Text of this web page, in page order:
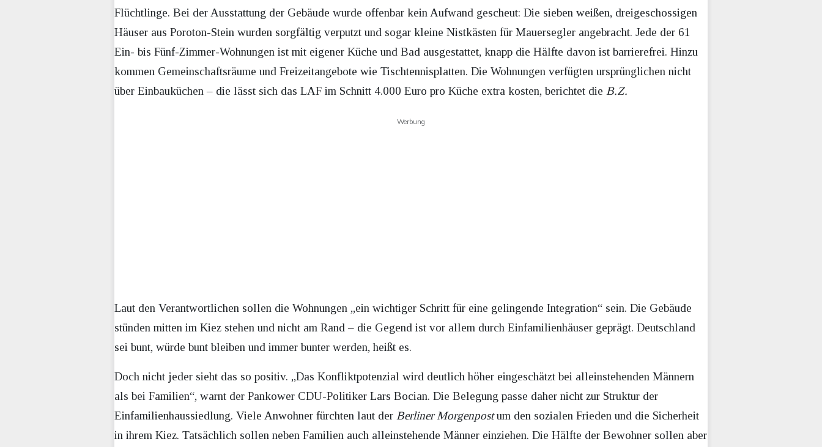
Flüchtlinge. Bei der Ausstattung der Gebäude wurde offenbar kein Aufwand gescheut: Die sieben weißen, dreigeschossigen
Häuser aus Poroton-Stein wurden sorgfältig verputzt und sogar kleine Nistkästen für Mauersegler angebracht. Jede der 61
Ein- bis Fünf-Zimmer-Wohnungen ist mit eigener Küche und Bad ausgestattet, knapp die Hälfte davon ist barrierefrei. Hinzu
kommen Gemeinschaftsräume und Freizeitangebote wie Tischtennisplatten. Die Wohnungen verfügten ursprünglichen nicht
über Einbauküchen – die lässt sich das LAF im Schnitt 4.000 Euro pro Küche extra kosten, berichtet die B.Z.
Werbung
Laut den Verantwortlichen sollen die Wohnungen „ein wichtiger Schritt für eine gelingende Integration“ sein. Die Gebäude
stünden mitten im Kiez stehen und nicht am Rand – die Gegend ist vor allem durch Einfamilienhäuser geprägt. Deutschland
sei bunt, würde bunt bleiben und immer bunter werden, heißt es.
Doch nicht jeder sieht das so positiv. „Das Konfliktpotenzial wird deutlich höher eingeschätzt bei alleinstehenden Männern
als bei Familien“, warnt der Pankower CDU-Politiker Lars Bocian. Die Belegung passe daher nicht zur Struktur der
Einfamilienhaussiedlung. Viele Anwohner fürchten laut der Berliner Morgenpostum den sozialen Frieden und die Sicherheit
in ihrem Kiez. Tatsächlich sollen neben Familien auch alleinstehende Männer einziehen. Die Hälfte der Bewohner sollen aber